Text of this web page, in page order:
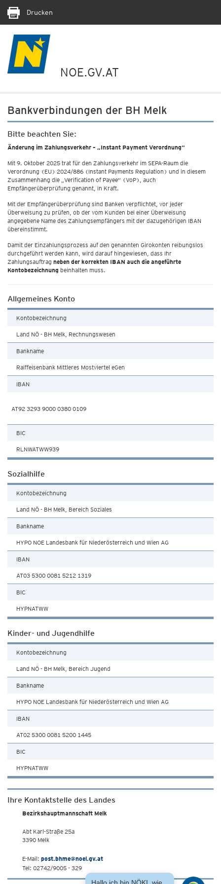
Drucken
NOE.GV.AT
Bankverbindungen der BH Melk
Bitte beachten Sie:
Änderung im Zahlungsverkehr – „Instant Payment Verordnung“
Mit 9. Oktober 2025 trat für den Zahlungsverkehr im SEPA-Raum die
Verordnung (EU) 2024/886 (Instant Payments Regulation) und in diesem
Zusammenhang die „Verification of Payee“ (VoP), auch
Empfängerüberprüfung genannt, in Kraft.
Mit der Empfängerüberprüfung sind Banken verpflichtet, vor jeder
Überweisung zu prüfen, ob der vom Kunden bei einer Überweisung
angegebene Name des Zahlungsempfängers mit der dazugehörigen IBAN
übereinstimmt.
Damit der Einzahlungsprozess auf den genannten Girokonten reibungslos
durchgeführt werden kann, wird darauf hingewiesen, dass Ihr
Zahlungsauftrag neben der korrekten IBAN auch die angeführte
Kontobezeichnung beinhalten muss.
Allgemeines Konto
Kontobezeichnung
Land NÖ - BH Melk, Rechnungswesen
Bankname
Raiffeisenbank Mittleres Mostviertel eGen
IBAN
AT92 3293 9000 0380 0109
BIC
RLNWATWW939
Sozialhilfe
Kontobezeichnung
Land NÖ - BH Melk, Bereich Soziales
Bankname
HYPO NOE Landesbank für Niederösterreich und Wien AG
IBAN
AT03 5300 0081 5212 1319
BIC
HYPNATWW
Kinder- und Jugendhilfe
Kontobezeichnung
Land NÖ - BH Melk, Bereich Jugend
Bankname
HYPO NOE Landesbank für Niederösterreich und Wien AG
IBAN
AT02 5300 0081 5200 1445
BIC
HYPNATWW
Ihre Kontaktstelle des Landes
Bezirkshauptmannschaft Melk
Abt Karl-Straße 25a
3390 Melk
E-Mail: post.bhme@noel.gv.at
Tel: 02742/9005 - 329